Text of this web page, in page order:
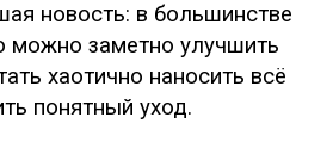
новость: в большинстве
можно заметно улучшить
хаотично наносить всё
понятный уход.